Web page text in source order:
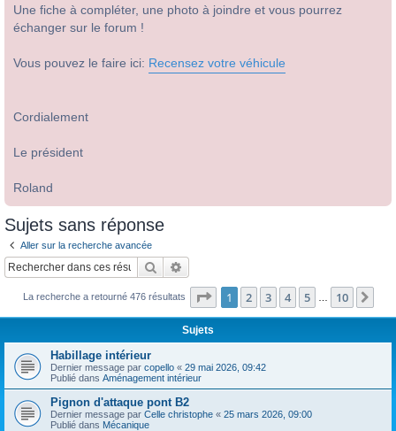
Une fiche à compléter, une photo à joindre et vous pourrez
échanger sur le forum !
Vous pouvez le faire ici: Recensez votre véhicule
Cordialement
Le président
Roland
Sujets sans réponse
Aller sur la recherche avancée
Rechercher
La recherche a retourné 476 résultats Page 1sur10
1 2 3 4 5 10
Sujets
Habillage intérieur
Dernier message par copello « 29 mai 2026, 09:42
Publié dans Aménagement intérieur
Pignon d'attaque pont B2
Dernier message par Celle christophe « 25 mars 2026, 09:00
Publié dans Mécanique